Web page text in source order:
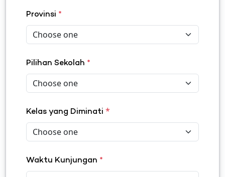
Provinsi *
Pilihan Sekolah *
Kelas yang Diminati *
Waktu Kunjungan *